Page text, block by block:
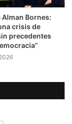
Alman Bornes:
crisis de
precedentes